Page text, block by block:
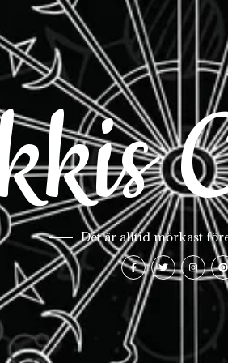
Det är alltid mörkast